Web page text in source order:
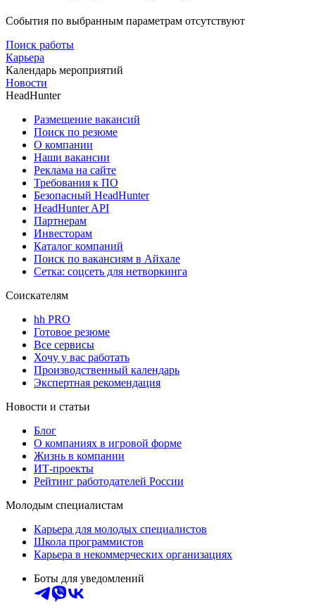
События по выбранным параметрам отсутствуют
Поиск работы
Карьера
Календарь мероприятий
Новости
HeadHunter
Размещение вакансий
Поиск по резюме
О компании
Наши вакансии
Реклама на сайте
Требования к ПО
Безопасный HeadHunter
HeadHunter API
Партнерам
Инвесторам
Каталог компаний
Поиск по вакансиям в Айхале
Сетка: соцсеть для нетворкинга
Соискателям
hh PRO
Готовое резюме
Все сервисы
Хочу у вас работать
Производственный календарь
Экспертная рекомендация
Новости и статьи
Блог
О компаниях в игровой форме
Жизнь в компании
ИТ-проекты
Рейтинг работодателей России
Молодым специалистам
Карьера для молодых специалистов
Школа программистов
Карьера в некоммерческих организациях
Боты для уведомлений